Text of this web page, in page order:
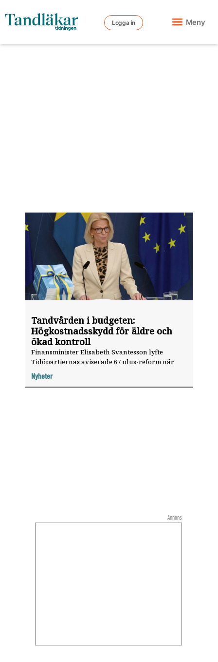
Logga in Meny
Tandvården i budgeten:
Högkostnadsskydd för äldre och
ökad kontroll
Finansminister Elisabeth Svantesson lyfte
Tidöpartiernas aviserade 67 plus-reform när
höstbudgeten presenterades. ”Kommer göra
skillnad för många äldre.”
Nyheter
Annons